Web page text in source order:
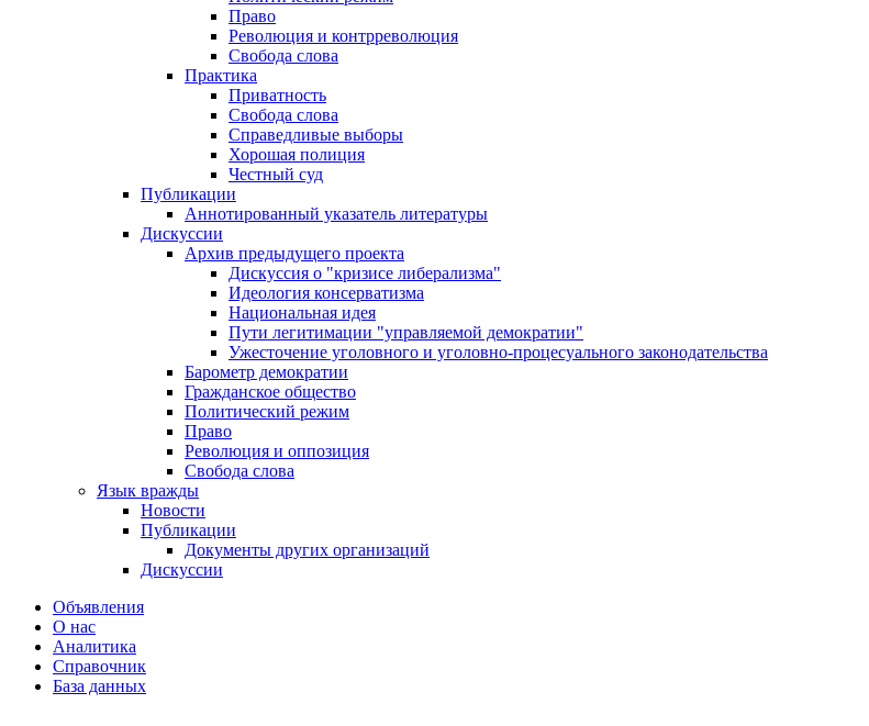
Право
Революция и контрреволюция
Свобода слова
Практика
Приватность
Свобода слова
Справедливые выборы
Хорошая полиция
Честный суд
Публикации
Аннотированный указатель литературы
Дискуссии
Архив предыдущего проекта
Дискуссия о "кризисе либерализма"
Идеология консерватизма
Национальная идея
Пути легитимации "управляемой демократии"
Ужесточение уголовного и уголовно-процесуального законодательства
Барометр демократии
Гражданское общество
Политический режим
Право
Революция и оппозиция
Свобода слова
Язык вражды
Новости
Публикации
Документы других организаций
Дискуссии
Объявления
О нас
Аналитика
Справочник
База данных